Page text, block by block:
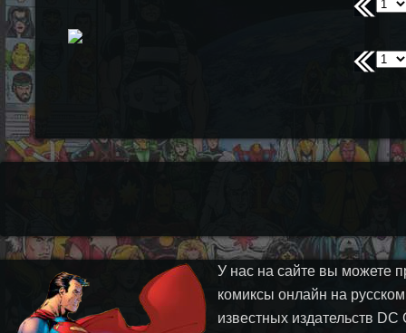
У нас на сайте вы можете
комиксы онлайн на
известных издательств DC